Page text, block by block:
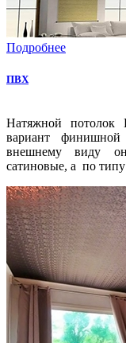
Подробнее
ПВХ
Натяжной
вариант
внешнему виду
сатиновые, а по